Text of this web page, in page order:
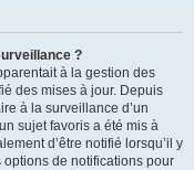
?
à la gestion des
des mises à jour. Depuis
à la surveillance d’un
sujet favoris a été mis à
d’être notifié lorsqu’il y
de notifications pour